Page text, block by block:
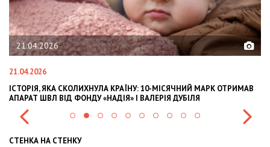
21.04.2026
ЯКА СКОЛИХНУЛА КРАЇНУ: 10-МІСЯЧНИЙ МАРК ОТРИМАВ
ШВЛ ВІД ФОНДУ «НАДІЯ» І ВАЛЕРІЯ ДУБІЛЯ
СТЕНКА НА СТЕНКУ